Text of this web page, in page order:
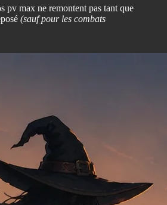
pv max ne remontent pas tant que
(sauf pour les combats